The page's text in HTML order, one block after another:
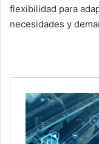
flexibilidad para
necesidades y